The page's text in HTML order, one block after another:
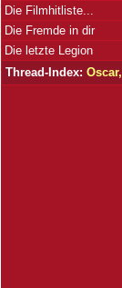
Die Filmhitliste...
Die Fremde in dir
Die letzte Legion
Thread-Index: